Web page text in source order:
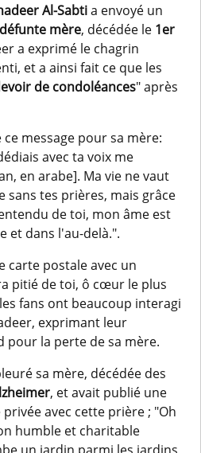
Al-Sabtia envoyé un
mère, décédée le 1er
a exprimé le chagrin
et a ainsi fait ce que les
de condoléances" après
message pour sa mère:
avec ta voix me
en arabe]. Ma vie ne vaut
sans tes prières, mais grâce
de toi, mon âme est
et dans l'au-delà.".
carte postale avec un
pitié de toi, ô cœur le plus
fans ont beaucoup interagi
exprimant leur
pour la perte de sa mère.
sa mère, décédée des
, et avait publié une
avec cette prière ; "Oh
humble et charitable